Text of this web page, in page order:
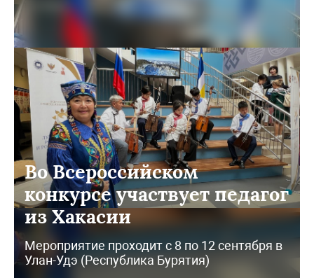
Во Всероссийском
конкурсе участвует педагог
из Хакасии
Мероприятие проходит с 8 по 12 сентября в
Улан-Удэ (Республика Бурятия)